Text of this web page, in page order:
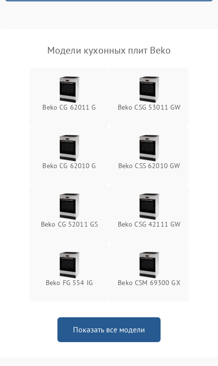
Модели кухонных плит Beko
Beko CG 62011 G Beko CSG 53011 GW
Beko CG 62010 G Beko CSS 62010 GW
Beko CG 52011 GS Beko CSG 42111 GW
Beko FG 554 IG Beko CSM 69300 GX
Показать все модели